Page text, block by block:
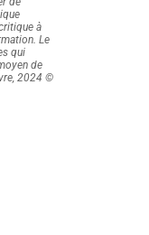
à
Le
qui
de
2024 ©